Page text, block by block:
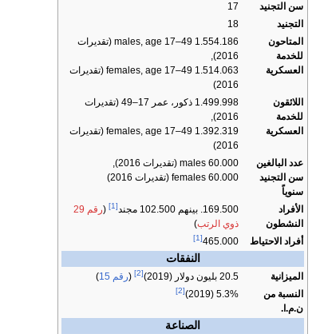
سن التجنيد
17
التجنيد
18
المتاحون
للخدمة
العسكرية
1.554.186 males, age 17–49 (تقديرات
2016),
1.514.063 females, age 17–49 (تقديرات
2016)
اللائقون
للخدمة
العسكرية
1.499.998 ذكور، عمر 17–49 (تقديرات
2016),
1.392.319 females, age 17–49 (تقديرات
2016)
عدد البالغين
سن التجنيد
سنوياً
60.000 males (تقديرات 2016),
60.000 females (تقديرات 2016)
الأفراد
النشطون
169.500. بينهم 102.500 مجند [1]
(
رقم 29
ذوي الرتب)
أفراد الاحتياط
465.000
[1]
النفقات
الميزانية 20.5 بليون دولار (2019) [2]
(رقم 15
)
النسبة من
ن.م.ا.
5.3% (2019)
[2]
الصناعة